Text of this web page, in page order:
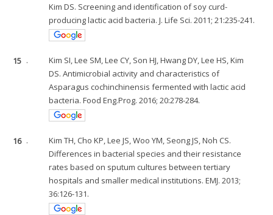
Kim DS. Screening and identification of soy curd-
producing lactic acid bacteria. J. Life Sci. 2011; 21:235-241.
15 .
Kim SI, Lee SM, Lee CY, Son HJ, Hwang DY, Lee HS, Kim
DS. Antimicrobial activity and characteristics of
Asparagus cochinchinensis fermented with lactic acid
bacteria. Food Eng.Prog. 2016; 20:278-284.
16 .
Kim TH, Cho KP, Lee JS, Woo YM, Seong JS, Noh CS.
Differences in bacterial species and their resistance
rates based on sputum cultures between tertiary
hospitals and smaller medical institutions. EMJ. 2013;
36:126-131.